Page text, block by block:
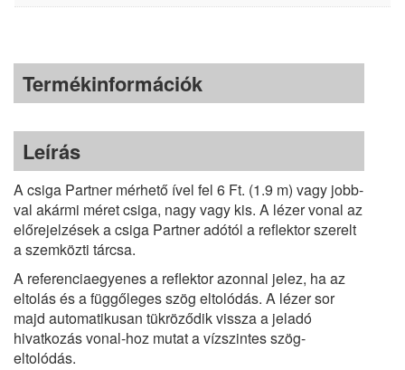
Termékinformációk
Leírás
A csiga Partner mérhető ível fel 6 Ft. (1.9 m) vagy jobb-
val akármi méret csiga, nagy vagy kis. A lézer vonal az
előrejelzések a csiga Partner adótól a reflektor szerelt
a szemközti tárcsa.
A referenciaegyenes a reflektor azonnal jelez, ha az
eltolás és a függőleges szög eltolódás. A lézer sor
majd automatikusan tükröződik vissza a jeladó
hivatkozás vonal-hoz mutat a vízszintes szög-
eltolódás.